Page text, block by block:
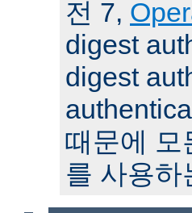
전 7,
digest
digest
때문에 모
를 사용하